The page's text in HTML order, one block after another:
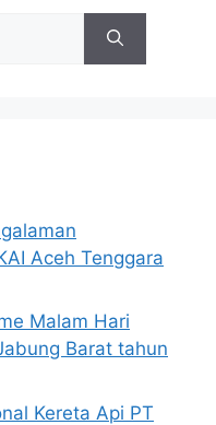
Aceh Tenggara
Malam Hari
Barat tahun
Kereta Api PT